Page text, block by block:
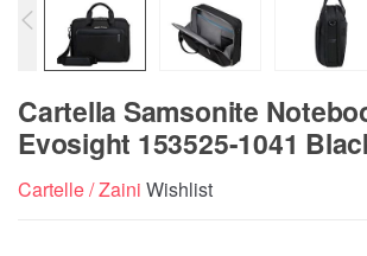
Cartella Samsonite
Evosight 153525-1041
Cartelle / Zaini Wishlist